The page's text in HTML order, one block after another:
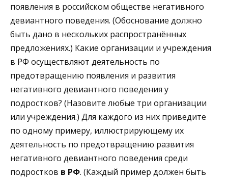
появления в российском обществе негативного
девиантного поведения. (Обоснование должно
быть дано в нескольких распространённых
предложениях.) Какие организации и учреждения
в РФ осуществляют деятельность по
предотвращению появления и развития
негативного девиантного поведения у
подростков? (Назовите любые три организации
или учреждения.) Для каждого из них приведите
по одному примеру, иллюстрирующему их
деятельность по предотвращению развития
негативного девиантного поведения среди
подростков в РФ. (Каждый пример должен быть